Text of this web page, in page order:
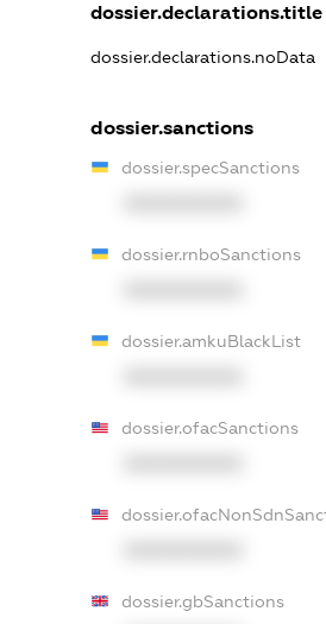
dossier.declarations.title
dossier.declarations.noData
dossier.sanctions
dossier.specSanctions
dossier.rnboSanctions
dossier.amkuBlackList
dossier.ofacSanctions
dossier.gbSanctions